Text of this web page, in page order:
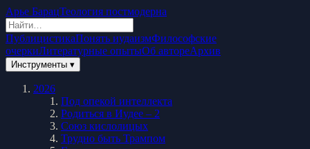
Арье БарацТеология постмодерна
ПублицистикаПонять иудаизмФилософские
очеркиЛитературные опытыОб автореАрхив
Инструменты ▾
2026
Под опекой интеллекта
Родиться в Иудее – 2
Союз кислолицых
Трудно быть Трампом